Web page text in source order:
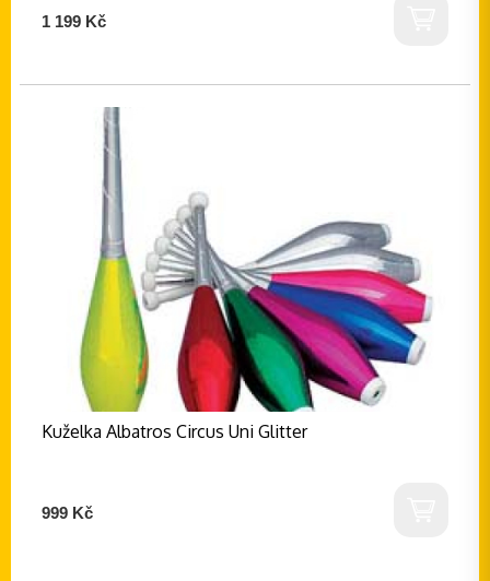
1 199 Kč
Kuželka Albatros Circus Uni Glitter
999 Kč